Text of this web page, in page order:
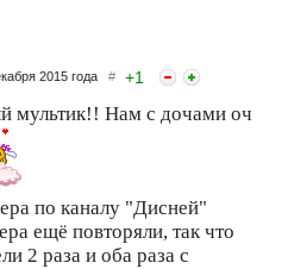
2015 года # +1
мультик!! Нам с дочами оч
по каналу "Дисней"
ещё повторяли, так что
2 раза и оба раза с